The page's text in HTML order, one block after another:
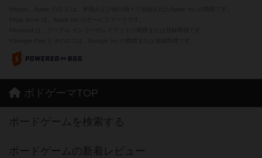
ボドゲーマTOP
ボードゲームを検索する
ボードゲームの新着レビュー